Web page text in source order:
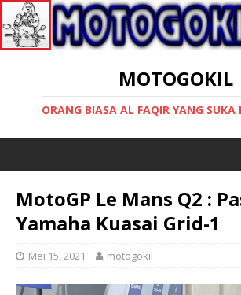
MOTOGOKIL
ORANG BIASA AL FAQIR YANG
MotoGP Le Mans Q2 :
Yamaha Kuasai Grid-1
Mei 15, 2021 motogokil